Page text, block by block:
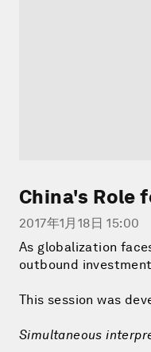
China's Role
2017年1月18日 15:00
As globalization
outbound
This session was
Simultaneous